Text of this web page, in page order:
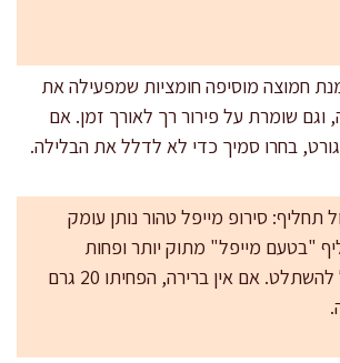
חמוצה מוסיפה חומציות שמפעילה את
וגם שומרת על פירור רך לאורך זמן. אם
בחרו סמיך כדי לא לדלל את הבלילה.
תחליף: סירופ מייפל טהור נותן עומק
"בטעם מייפל" מתוק יותר ופחות
ארומטי, ועלול להשתלט. אם אין ברירה, הפחיתו 20 גרם